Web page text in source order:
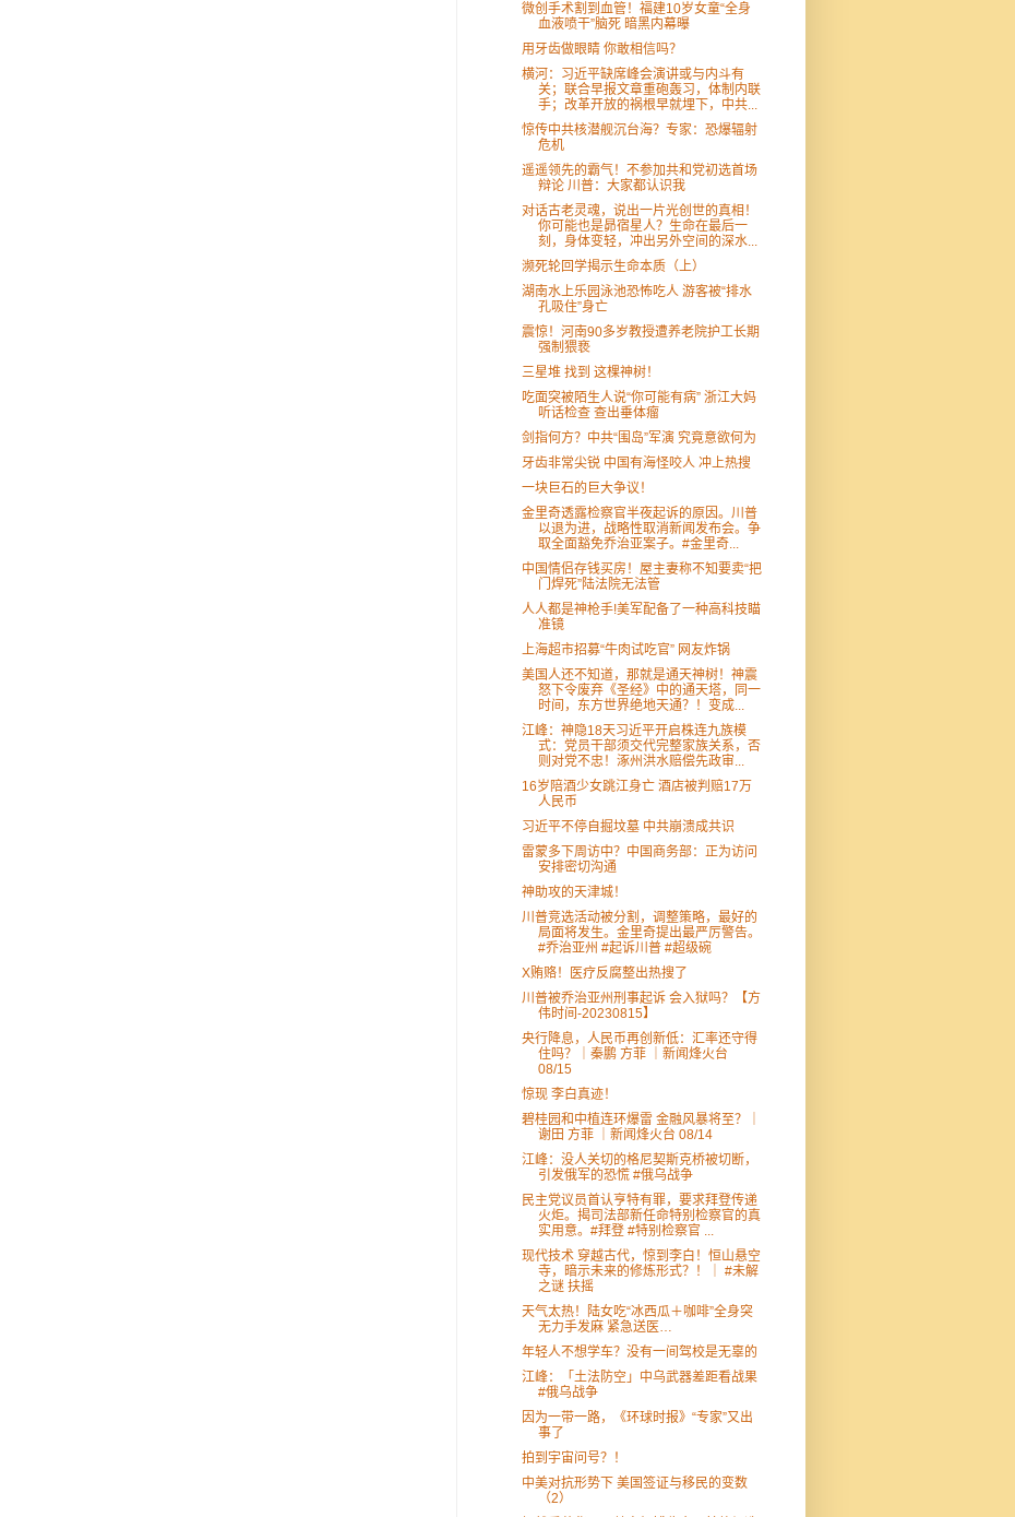
微创手术割到血管！福建10岁女童“全身
血液喷干”脑死 暗黑内幕曝
用牙齿做眼睛 你敢相信吗？
横河：习近平缺席峰会演讲或与内斗有
关；联合早报文章重砲轰习，体制内联
手；改革开放的祸根早就埋下，中共...
惊传中共核潜舰沉台海？专家：恐爆辐射
危机
遥遥领先的霸气！不参加共和党初选首场
辩论 川普：大家都认识我
对话古老灵魂，说出一片光创世的真相！
你可能也是昴宿星人？生命在最后一
刻，身体变轻，冲出另外空间的深水...
濒死轮回学揭示生命本质（上）
湖南水上乐园泳池恐怖吃人 游客被“排水
孔吸住”身亡
震惊！河南90多岁教授遭养老院护工长期
强制猥亵
三星堆 找到 这棵神树！
吃面突被陌生人说“你可能有病” 浙江大妈
听话检查 查出垂体瘤
剑指何方？中共“围岛”军演 究竟意欲何为
牙齿非常尖锐 中国有海怪咬人 冲上热搜
一块巨石的巨大争议！
金里奇透露检察官半夜起诉的原因。川普
以退为进，战略性取消新闻发布会。争
取全面豁免乔治亚案子。#金里奇...
中国情侣存钱买房！屋主妻称不知要卖“把
门焊死”陆法院无法管
人人都是神枪手!美军配备了一种高科技瞄
准镜
上海超市招募“牛肉试吃官” 网友炸锅
美国人还不知道，那就是通天神树！神震
怒下令废弃《圣经》中的通天塔，同一
时间，东方世界绝地天通？！变成...
江峰：神隐18天习近平开启株连九族模
式：党员干部须交代完整家族关系，否
则对党不忠！涿州洪水赔偿先政审...
16岁陪酒少女跳江身亡 酒店被判赔17万
人民币
习近平不停自掘坟墓 中共崩溃成共识
雷蒙多下周访中？中国商务部：正为访问
安排密切沟通
神助攻的天津城！
川普竞选活动被分割，调整策略，最好的
局面将发生。金里奇提出最严厉警告。
#乔治亚州 #起诉川普 #超级碗
X贿赂！医疗反腐整出热搜了
川普被乔治亚州刑事起诉 会入狱吗？【方
伟时间-20230815】
央行降息，人民币再创新低：汇率还守得
住吗？｜秦鹏 方菲 ｜新闻烽火台
08/15
惊现 李白真迹！
碧桂园和中植连环爆雷 金融风暴将至？｜
谢田 方菲 ｜新闻烽火台 08/14
江峰：没人关切的格尼契斯克桥被切断，
引发俄军的恐慌 #俄乌战争
民主党议员首认亨特有罪，要求拜登传递
火炬。揭司法部新任命特别检察官的真
实用意。#拜登 #特别检察官 ...
现代技术 穿越古代，惊到李白！恒山悬空
寺，暗示未来的修炼形式？！｜ #未解
之谜 扶摇
天气太热！陆女吃“冰西瓜＋咖啡”全身突
无力手发麻 紧急送医…
年轻人不想学车？没有一间驾校是无辜的
江峰：「土法防空」中乌武器差距看战果
#俄乌战争
因为一带一路，《环球时报》“专家”又出
事了
拍到宇宙问号？！
中美对抗形势下 美国签证与移民的变数
（2）